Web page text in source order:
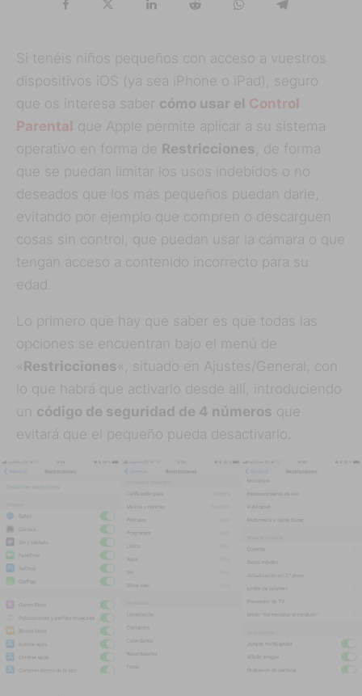
Si tenéis niños pequeños con acceso a vuestros
dispositivos iOS (ya sea iPhone o iPad), seguro
que os interesa saber cómo usar el Control
Parental que Apple permite aplicar a su sistema
operativo en forma de Restricciones , de forma
que se puedan limitar los usos indebidos o no
deseados que los más pequeños puedan darle,
evitando por ejemplo que compren o descarguen
cosas sin control, que puedan usar la cámara o que
tengan acceso a contenido incorrecto para su
edad.
Lo primero que hay que saber es que todas las
opciones se encuentran bajo el menú de
Restricciones «, situado en Ajustes/General, con
lo que habrá que activarlo desde allí, introduciendo
un código de seguridad de 4 números que
evitará que el pequeño pueda desactivarlo.